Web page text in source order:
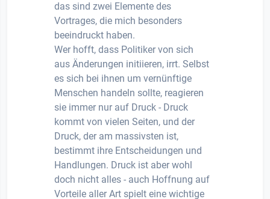
das sind zwei Elemente des
Vortrages, die mich besonders
beeindruckt haben.
Wer hofft, dass Politiker von sich
aus Änderungen initiieren, irrt. Selbst
es sich bei ihnen um vernünftige
Menschen handeln sollte, reagieren
sie immer nur auf Druck - Druck
kommt von vielen Seiten, und der
Druck, der am massivsten ist,
bestimmt ihre Entscheidungen und
Handlungen. Druck ist aber wohl
doch nicht alles - auch Hoffnung auf
Vorteile aller Art spielt eine wichtige